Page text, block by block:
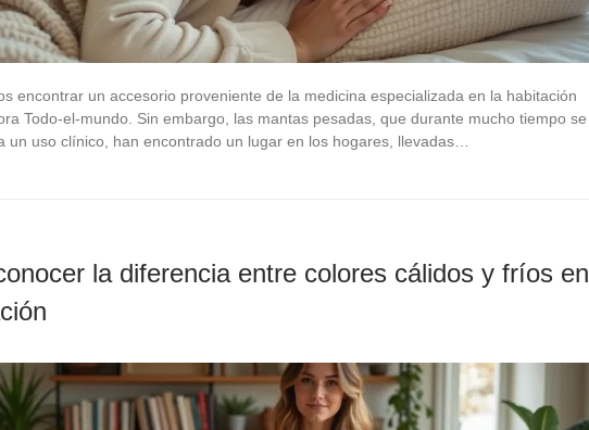
encontrar un accesorio proveniente de la medicina especializada en la habitación
Todo-el-mundo. Sin embargo, las mantas pesadas, que durante mucho tiempo se
un uso clínico, han encontrado un lugar en los hogares, llevadas…
la diferencia entre colores cálidos y fríos en